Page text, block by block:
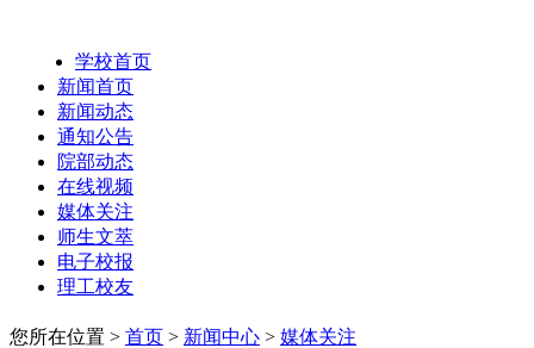
学校首页
新闻首页
新闻动态
通知公告
院部动态
在线视频
媒体关注
师生文萃
电子校报
理工校友
您所在位置 > 首页 > 新闻中心 > 媒体关注